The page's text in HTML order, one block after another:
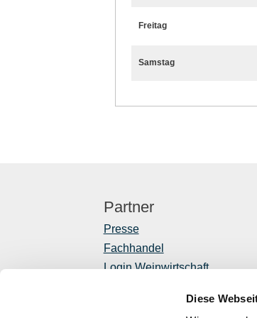
Diese
Freitag
Samstag
Partner
Presse
Fachhandel
Login Weinwirtschaft
Mediendatenbank